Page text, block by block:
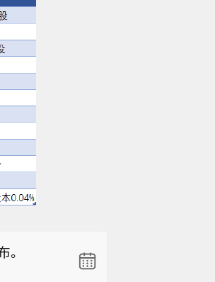
其关